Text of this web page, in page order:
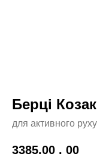
Берці Козак
для активного
3385.00 . 00